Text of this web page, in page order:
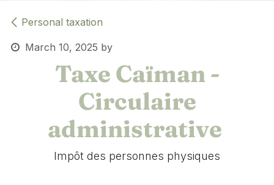
Personal taxation
March 10, 2025 by
Taxe Caïman -
Circulaire
administrative
Impôt des personnes physiques